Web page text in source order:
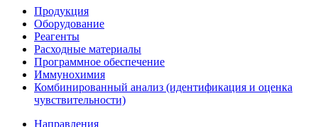
Продукция
Оборудование
Реагенты
Расходные материалы
Программное обеспечение
Иммунохимия
Комбинированный анализ (идентификация и оценка
чувствительности)
Направления